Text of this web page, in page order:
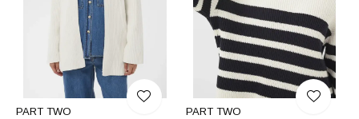
PART TWO PART TWO